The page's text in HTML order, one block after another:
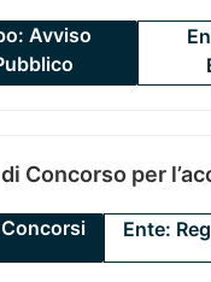
Avviso
Concorso per
Ente: